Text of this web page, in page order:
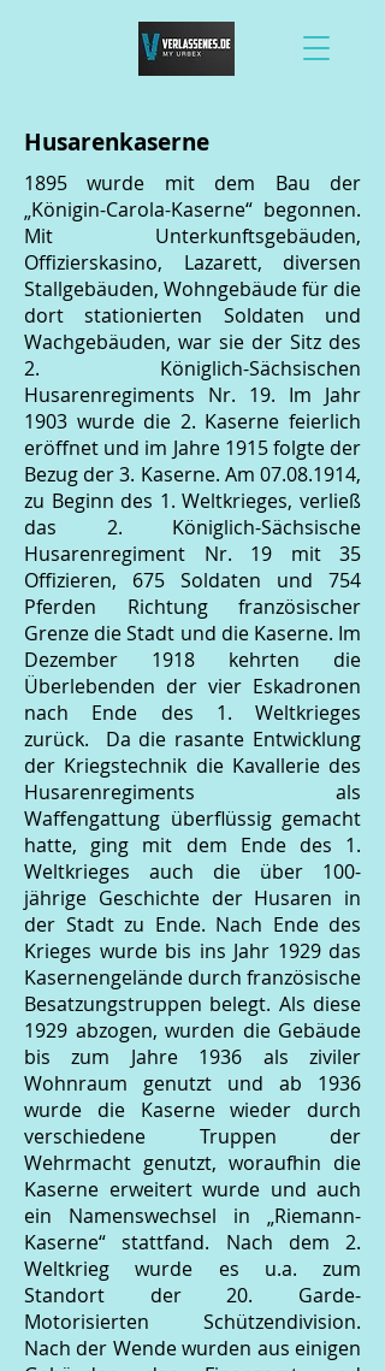
Husarenkaserne
1895 wurde mit dem Bau der
„Königin-Carola-Kaserne“ begonnen.
Mit Unterkunftsgebäuden,
Offizierskasino, Lazarett, diversen
Stallgebäuden, Wohngebäude für die
dort stationierten Soldaten und
Wachgebäuden, war sie der Sitz des
2. Königlich-Sächsischen
Husarenregiments Nr. 19. Im Jahr
1903 wurde die 2. Kaserne feierlich
eröffnet und im Jahre 1915 folgte der
Bezug der 3. Kaserne. Am 07.08.1914,
zu Beginn des 1. Weltkrieges, verließ
das 2. Königlich-Sächsische
Husarenregiment Nr. 19 mit 35
Offizieren, 675 Soldaten und 754
Pferden Richtung französischer
Grenze die Stadt und die Kaserne. Im
Dezember 1918 kehrten die
Überlebenden der vier Eskadronen
nach Ende des 1. Weltkrieges
zurück. Da die rasante Entwicklung
der Kriegstechnik die Kavallerie des
Husarenregiments als
Waffengattung überflüssig gemacht
hatte, ging mit dem Ende des 1.
Weltkrieges auch die über 100-
jährige Geschichte der Husaren in
der Stadt zu Ende. Nach Ende des
Krieges wurde bis ins Jahr 1929 das
Kasernengelände durch französische
Besatzungstruppen belegt. Als diese
1929 abzogen, wurden die Gebäude
bis zum Jahre 1936 als ziviler
Wohnraum genutzt und ab 1936
wurde die Kaserne wieder durch
verschiedene Truppen der
Wehrmacht genutzt, woraufhin die
Kaserne erweitert wurde und auch
ein Namenswechsel in „Riemann-
Kaserne“ stattfand. Nach dem 2.
Weltkrieg wurde es u.a. zum
Standort der 20. Garde-
Motorisierten Schützendivision.
Nach der Wende wurden aus einigen